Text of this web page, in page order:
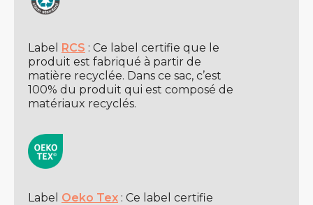
Label RCS : Ce label certifie que le
produit est fabriqué à partir de
matière recyclée. Dans ce sac, c’est
100% du produit qui est composé de
matériaux recyclés.
Label Oeko Tex : Ce label certifie